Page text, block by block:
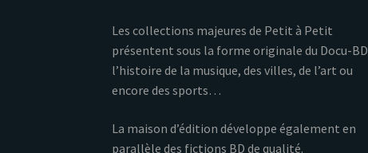
Les collections majeures de Petit à Petit
présentent sous la forme originale du Docu-BD
l’histoire de la musique, des villes, de l’art ou
encore des sports…
La maison d’édition développe également en
parallèle des fictions BD de qualité.